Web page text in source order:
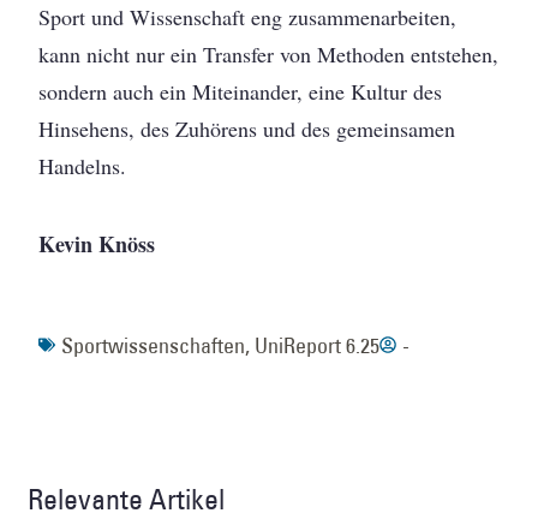
Sport und Wissenschaft eng zusammenarbeiten,
kann nicht nur ein Transfer von Methoden entstehen,
sondern auch ein Miteinander, eine Kultur des
Hinsehens, des Zuhörens und des gemeinsamen
Handelns.
Kevin Knöss
Sportwissenschaften, UniReport 6.25 -
Relevante Artikel